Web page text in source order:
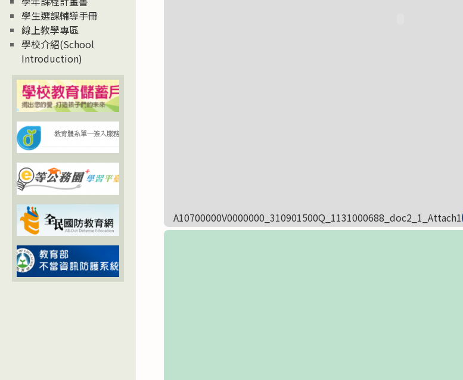
A10700000V0000000_310901500Q_1131000688_doc2_1_Attach1
學生選課輔導手冊
線上教學專區
學校介紹(School
Introduction)